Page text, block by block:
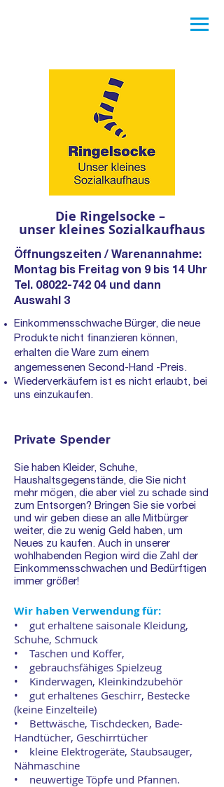
Die Ringelsocke –
unser kleines Sozialkaufhaus
Öffnungszeiten / Warenannahme:
Montag bis Freitag von 9 bis 14 Uhr
Tel. 08022-742 04 und dann
Auswahl 3
Einkommensschwache Bürger, die neue
Produkte nicht finanzieren können,
erhalten die Ware zum einem
angemessenen Second-Hand -Preis.
Wiederverkäufern ist es nicht erlaubt, bei
uns einzukaufen.
Private Spender
Sie haben Kleider, Schuhe,
Haushaltsgegenstände, die Sie nicht
mehr mögen, die aber viel zu schade sind
zum Entsorgen? Bringen Sie sie vorbei
und wir geben diese an alle Mitbürger
weiter, die zu wenig Geld haben, um
Neues zu kaufen. Auch in unserer
wohlhabenden Region wird die Zahl der
Einkommensschwachen und Bedürftigen
immer größer!
Wir haben Verwendung für:
• gut erhaltene saisonale Kleidung,
Schuhe, Schmuck
• Taschen und Koffer,
• gebrauchsfähiges Spielzeug
• Kinderwagen, Kleinkindzubehör
• gut erhaltenes Geschirr, Bestecke
(keine Einzelteile)
• Bettwäsche, Tischdecken, Bade-
Handtücher, Geschirrtücher
• kleine Elektrogeräte, Staubsauger,
Nähmaschine
• neuwertige Töpfe und Pfannen.